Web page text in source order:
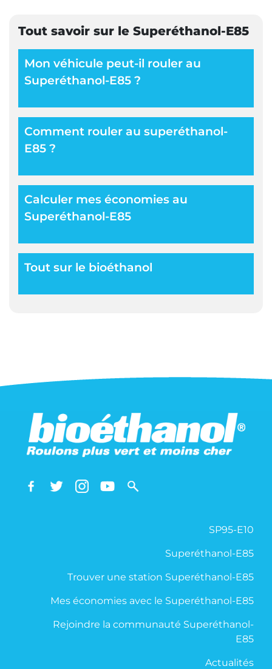
Tout savoir sur le Superéthanol-E85
Mon véhicule peut-il rouler au
Superéthanol-E85 ?
Comment rouler au superéthanol-
E85 ?
Calculer mes économies au
Superéthanol-E85
Tout sur le bioéthanol
SP95-E10
Superéthanol-E85
Trouver une station Superéthanol-E85
Mes économies avec le Superéthanol-E85
Rejoindre la communauté Superéthanol-
E85
Actualités